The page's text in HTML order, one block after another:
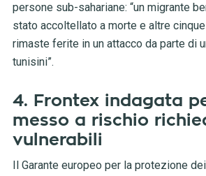
persone sub-sahariane: “un migrante
stato accoltellato a morte e altre
rimaste ferite in un attacco da parte di
tunisini”.
4. Frontex indagata
messo a rischio
vulnerabili
Il Garante europeo per la protezione